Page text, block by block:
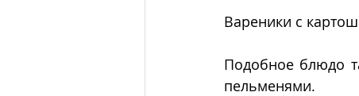
Вареники с
Подобное блюдо
пельменями.